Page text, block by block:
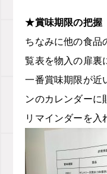
★賞味期限の把握
ちなみに他の食品
覧表を物入の扉裏
一番賞味期限が近
ンのカレンダーに
リマインダーを入